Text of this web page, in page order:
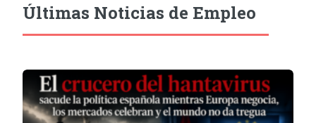
Últimas Noticias de Empleo